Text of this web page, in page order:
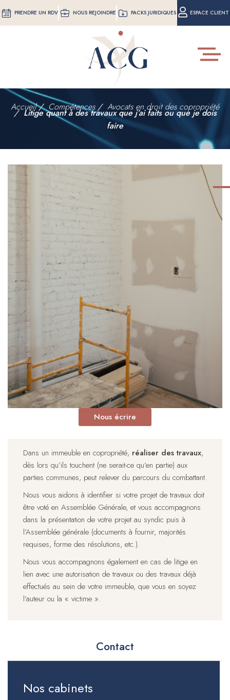
Aller
au
PRENDRE UN RDV NOUS REJOINDRE PACKS JURIDIQUES ESPACE CLIENT
Toggle
Accueil Compétences Avocats en droit des copropriété
Litige quant à des travaux que j’ai faits ou que je dois
faire
Nous écrire
Dans un immeuble en copropriété, réaliser des travaux,
dès lors qu’ils touchent (ne serait-ce qu’en partie) aux
parties communes, peut relever du parcours du combattant.
Nous vous aidons à identifier si votre projet de travaux doit
être voté en Assemblée Générale, et vous accompagnons
dans la présentation de votre projet au syndic puis à
l’Assemblée générale (documents à fournir, majorités
requises, forme des résolutions, etc.).
Nous vous accompagnons également en cas de litige en
lien avec une autorisation de travaux ou des travaux déjà
effectués au sein de votre immeuble, que vous en soyez
l’auteur ou la « victime ».
Contact
Nos cabinets